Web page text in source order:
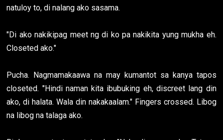
natuloy to, di nalang ako sasama.
"Di ako nakikipag meet ng di ko pa nakikita yung mukha eh.
Closeted ako."
Pucha. Nagmamakaawa na may kumantot sa kanya tapos
closeted. "Hindi naman kita ibubuking eh, discreet lang din
ako, di halata. Wala din nakakaalam." Fingers crossed. Libog
na libog na talaga ako.